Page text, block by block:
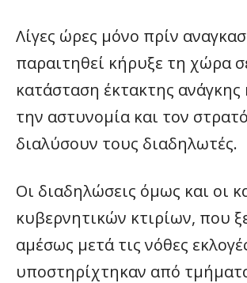
Λίγες ώρες μόνο πρίν
παραιτηθεί κήρυξε τη χώρα
κατάσταση έκτακτης ανάγκης
την αστυνομία και τον
διαλύσουν τους διαδηλωτές.
Οι διαδηλώσεις όμως και οι
κυβερνητικών κτιρίων, που
αμέσως μετά τις νόθες
υποστηρίχτηκαν από